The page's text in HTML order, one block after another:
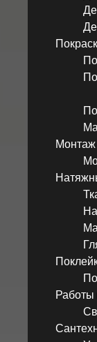
Монтаж
Работы